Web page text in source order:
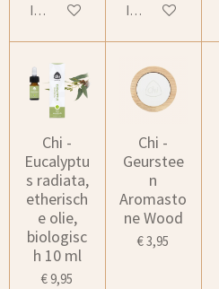
In winkelwagen In winkelwagen
Chi -
Eucalyptu
s radiata,
etherisch
e olie,
biologisc
h 10 ml
€ 9,95
Chi -
Geurstee
n
Aromasto
ne Wood
€ 3,95